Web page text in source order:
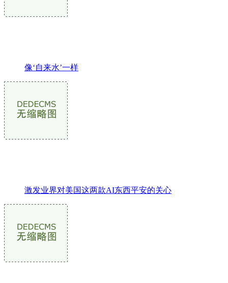
像‘自来水’一样
激发业界对美国这两款AI东西平安的关心